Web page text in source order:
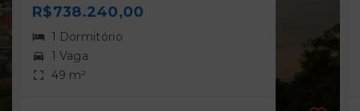
R$738.240,00
1 Dormitório
1 Vaga
49 m²